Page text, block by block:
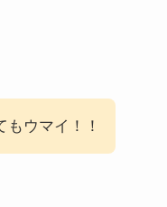
もウマイ！！